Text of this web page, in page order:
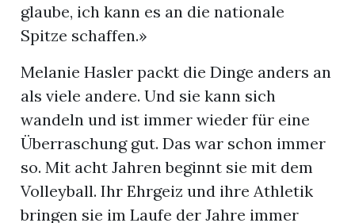
glaube, ich kann es an die nationale
Spitze schaffen.»
Melanie Hasler packt die Dinge anders an
als viele andere. Und sie kann sich
wandeln und ist immer wieder für eine
Überraschung gut. Das war schon immer
so. Mit acht Jahren beginnt sie mit dem
Volleyball. Ihr Ehrgeiz und ihre Athletik
bringen sie im Laufe der Jahre immer